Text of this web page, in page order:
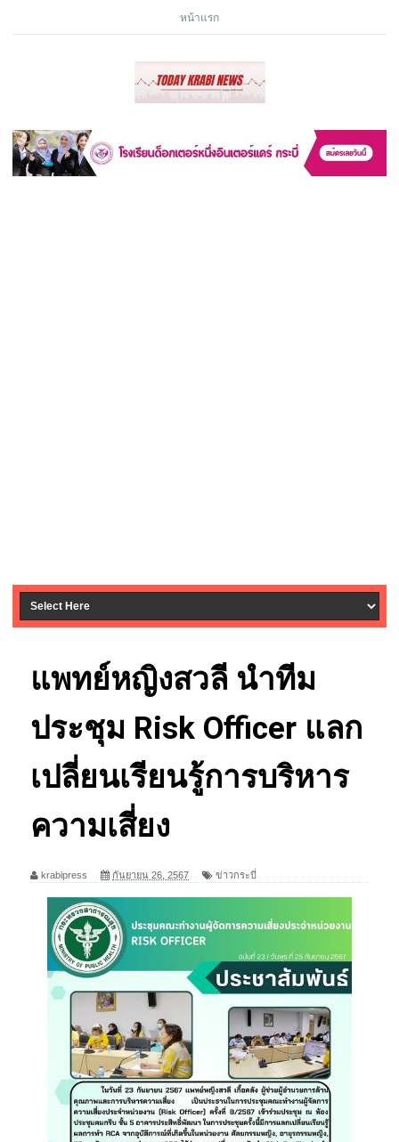
หน้าแรก
แพทย์หญิงสวลี นำทีม
ประชุม Risk Officer แลก
เปลี่ยนเรียนรู้การบริหาร
ความเสี่ยง
krabipress กันยายน 26, 2567 ข่าวกระบี่